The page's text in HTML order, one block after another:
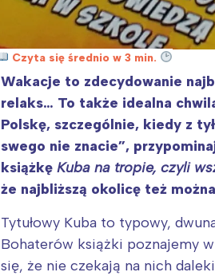
Czyta się średnio w 3 min.
Wakacje to zdecydowanie
relaks… To także idealna
Polskę, szczególnie, kiedy z
swego nie znacie”,
książkę Kuba na tropie, czyli
że najbliższą okolicę też
Tytułowy Kuba to typowy,
Bohaterów książki poznajemy
się, że nie czekają na nich